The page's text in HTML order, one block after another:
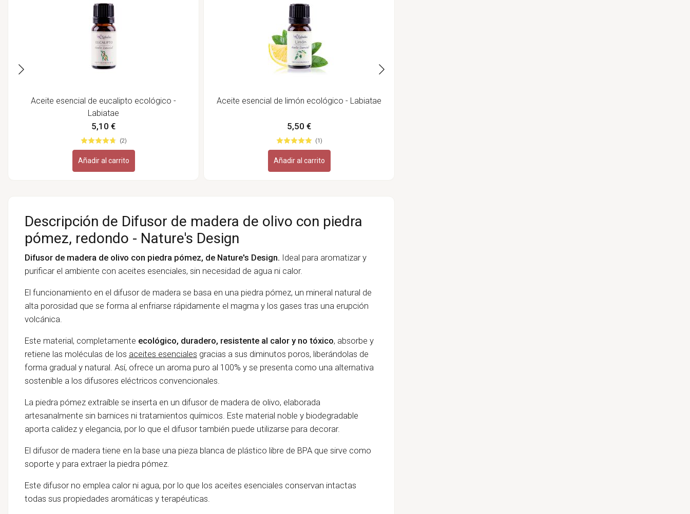
Aceite esencial de eucalipto ecológico -
Labiatae
5,10 €
(2)
Añadir al carrito
Aceite esencial de limón ecológico - Labiatae
5,50 €
(1)
Añadir al carrito
Descripción de Difusor de madera de olivo con piedra
pómez, redondo - Nature's Design
Difusor de madera de olivo con piedra pómez, de Nature's Design. Ideal para aromatizar y
purificar el ambiente con aceites esenciales, sin necesidad de agua ni calor.
El funcionamiento en el difusor de madera se basa en una piedra pómez, un mineral natural de
alta porosidad que se forma al enfriarse rápidamente el magma y los gases tras una erupción
volcánica.
Este material, completamente ecológico, duradero, resistente al calor y no tóxico, absorbe y
retiene las moléculas de los aceites esenciales gracias a sus diminutos poros, liberándolas de
forma gradual y natural. Así, ofrece un aroma puro al 100% y se presenta como una alternativa
sostenible a los difusores eléctricos convencionales.
La piedra pómez extraíble se inserta en un difusor de madera de olivo, elaborada
artesanalmente sin barnices ni tratamientos químicos. Este material noble y biodegradable
aporta calidez y elegancia, por lo que el difusor también puede utilizarse para decorar.
El difusor de madera tiene en la base una pieza blanca de plástico libre de BPA que sirve como
soporte y para extraer la piedra pómez.
Este difusor no emplea calor ni agua, por lo que los aceites esenciales conservan intactas
todas sus propiedades aromáticas y terapéuticas.